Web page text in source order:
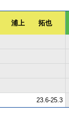
浦上 拓也
23.6-25.3